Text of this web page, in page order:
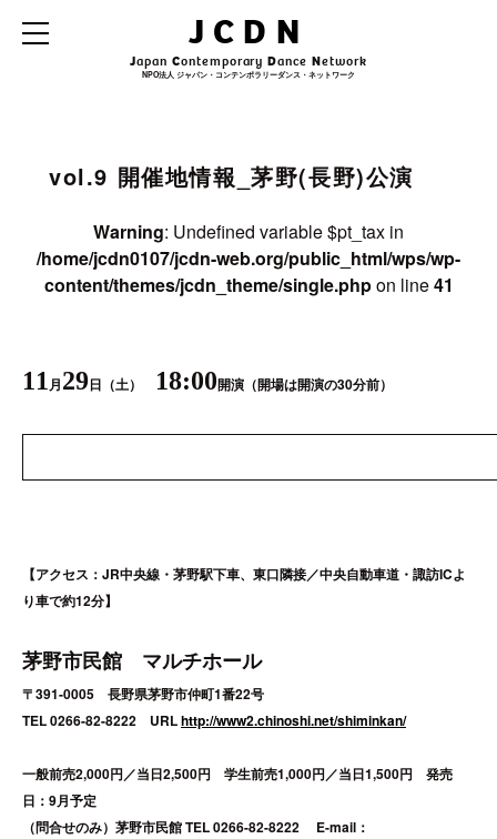
JCDN
Japan ContemporaryDanceNetwork
NPO法人 ジャパン・コンテンポラリーダンス・ネットワーク
/home/jcdn0107/jcdn-web.org/public_html/wps/wp-
content/themes/jcdn_theme/single.php
vol.9 開催地情報_茅野(長野)公演
Warning: Undefined variable $pt_tax in
/home/jcdn0107/jcdn-web.org/public_html/wps/wp-
content/themes/jcdn_theme/single.phpon line41
11月29日（土） 18:00開演 （開場は開演の30分前）
【アクセス：JR中央線・茅野駅下車、東口隣接／中央自動車道・諏訪ICよ
り車で約12分】
茅野市民館 マルチホール
〒391-0005 長野県茅野市仲町1番22号
TEL 0266-82-8222 URLhttp://www2.chinoshi.net/shiminkan/
一般前売2,000円／当日2,500円 学生前売1,000円／当日1,500円 発売
日： 9月予定
（問合せのみ）茅野市民館 TEL 0266-82-8222 E-mail：